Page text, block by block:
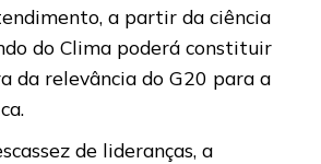
a partir da ciência
do Clima poderá constituir
da relevância do G20 para a
de lideranças, a